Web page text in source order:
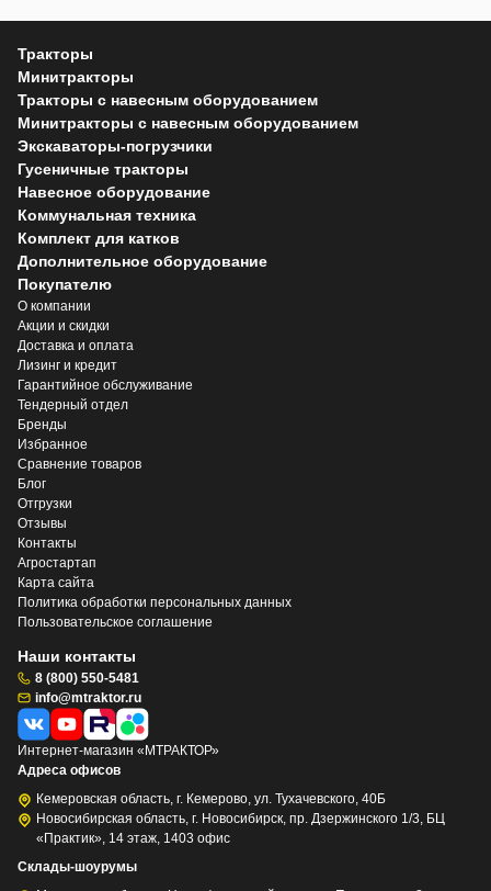
Тракторы
Минитракторы
Тракторы с навесным оборудованием
Минитракторы с навесным оборудованием
Экскаваторы-погрузчики
Гусеничные тракторы
Навесное оборудование
Коммунальная техника
Комплект для катков
Дополнительное оборудование
Покупателю
О компании
Акции и скидки
Доставка и оплата
Лизинг и кредит
Гарантийное обслуживание
Тендерный отдел
Бренды
Избранное
Сравнение товаров
Блог
Отгрузки
Отзывы
Контакты
Агростартап
Карта сайта
Политика обработки персональных данных
Пользовательское соглашение
Наши контакты
8 (800) 550-5481
info@mtraktor.ru
Интернет-магазин «МТРАКТОР»
Адреса офисов
Кемеровская область, г. Кемерово, ул. Тухачевского, 40Б
Новосибирская область, г. Новосибирск, пр. Дзержинского 1/3, БЦ
«Практик», 14 этаж, 1403 офис
Склады-шоурумы